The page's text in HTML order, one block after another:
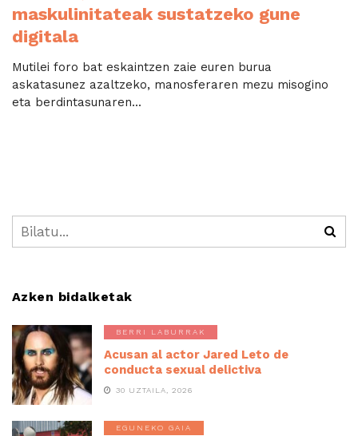
maskulinitateak sustatzeko gune
digitala
Mutilei foro bat eskaintzen zaie euren burua
askatasunez azaltzeko, manosferaren mezu misogino
eta berdintasunaren...
Azken bidalketak
BERRI LABURRAK
Acusan al actor Jared Leto de
conducta sexual delictiva
30 UZTAILA, 2026
EGUNEKO GAIA